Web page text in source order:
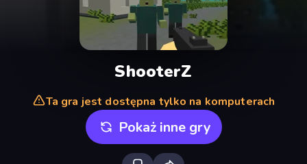
ShooterZ
Ta gra jest dostępna tylko na komputerach
Pokaż inne gry